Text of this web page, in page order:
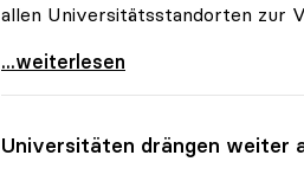
allen Universitätsstandorten zur
MORE-Projekt findet Zuspruch:
...weiterlesen
Universitäten drängen weiter